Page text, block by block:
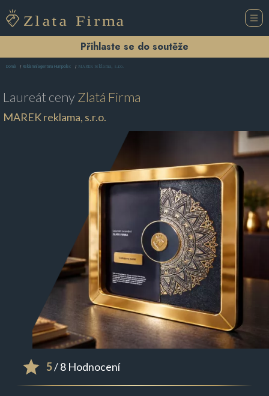
Přihlaste se do soutěže
Domů Reklamní agentura Humpolec MAREK reklama, s.r.o.
Laureát cenyZlatá Firma
MAREK reklama, s.r.o.
5/ 8 Hodnocení